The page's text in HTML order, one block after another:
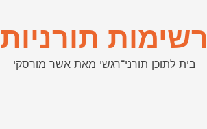
רשימות תורניות
בית לתוכן תורני־רגשי מאת אשר מורסקי